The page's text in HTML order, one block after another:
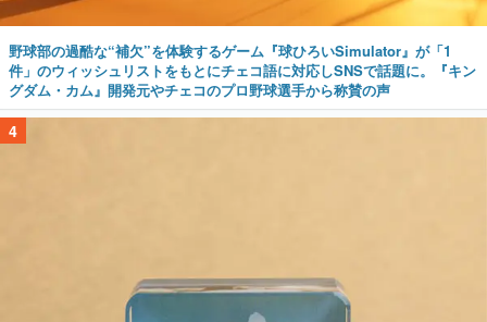
野球部の過酷な“補欠”を体験するゲーム『球ひろいSimulator』が「1
件」のウィッシュリストをもとにチェコ語に対応しSNSで話題に。『キン
グダム・カム』開発元やチェコのプロ野球選手から称賛の声
4